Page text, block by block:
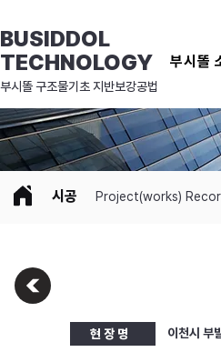
BUSIDDOL
TECHNOLOGY
부시똘
​부시똘 구조물기초 지반보강공법
시공 Project(works)
현 장 명 이천시 부